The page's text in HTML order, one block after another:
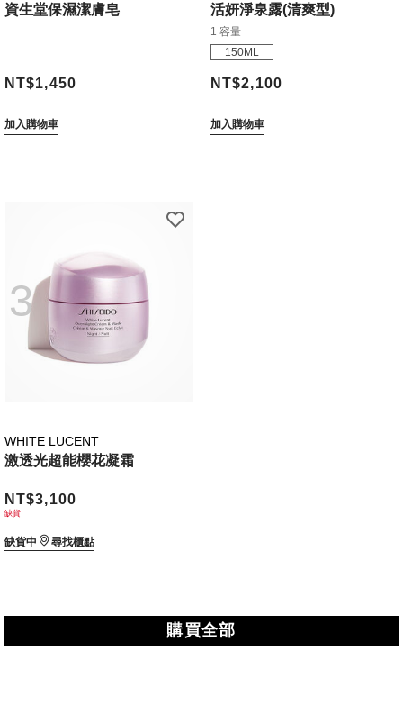
資生堂保濕潔膚皂
NT$1,450
加入購物車
活妍淨泉露(清爽型)
1 容量
150ML
NT$2,100
加入購物車
3
WHITE LUCENT
激透光超能櫻花凝霜
NT$3,100
缺貨
缺貨中 尋找櫃點
購買全部